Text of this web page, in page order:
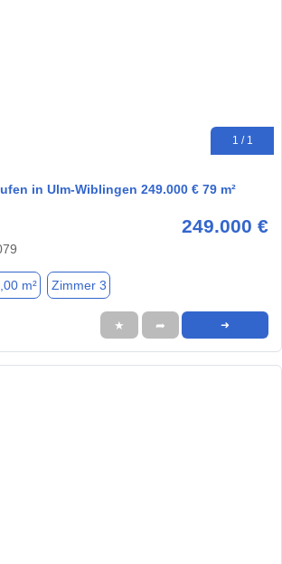
1 / 1
in Ulm-Wiblingen 249.000 € 79 m²
249.000 €
m² Zimmer 3
★ ➦ ➜